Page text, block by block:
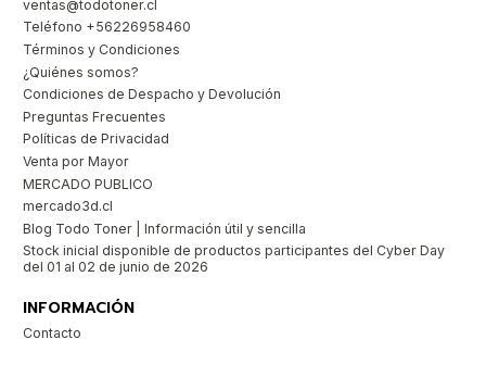
ventas@todotoner.cl
Teléfono +56226958460
Términos y Condiciones
¿Quiénes somos?
Condiciones de Despacho y Devolución
Preguntas Frecuentes
Políticas de Privacidad
Venta por Mayor
MERCADO PUBLICO
mercado3d.cl
Blog Todo Toner | Información útil y sencilla
Stock inicial disponible de productos participantes del Cyber Day
del 01 al 02 de junio de 2026
INFORMACIÓN
Contacto